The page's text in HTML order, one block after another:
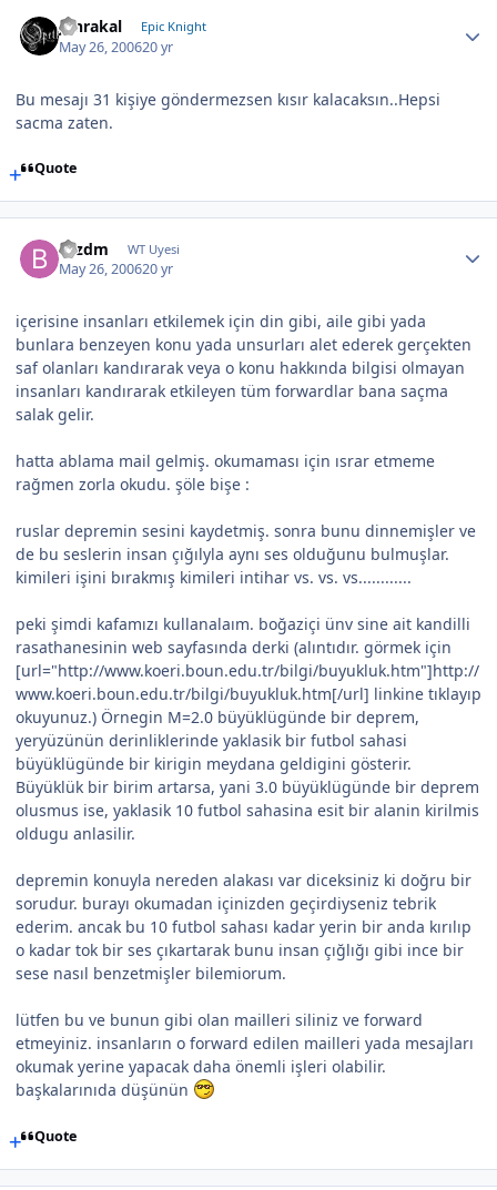
Jahrakal Epic Knight
May 26, 200620 yr
Bu mesajı 31 kişiye göndermezsen kısır kalacaksın..Hepsi
sacma zaten.
Quote
brzdm WT Uyesi
May 26, 200620 yr
içerisine insanları etkilemek için din gibi, aile gibi yada
bunlara benzeyen konu yada unsurları alet ederek gerçekten
saf olanları kandırarak veya o konu hakkında bilgisi olmayan
insanları kandırarak etkileyen tüm forwardlar bana saçma
salak gelir.
hatta ablama mail gelmiş. okumaması için ısrar etmeme
rağmen zorla okudu. şöle bişe :
ruslar depremin sesini kaydetmiş. sonra bunu dinnemişler ve
de bu seslerin insan çığılyla aynı ses olduğunu bulmuşlar.
kimileri işini bırakmış kimileri intihar vs. vs. vs............
peki şimdi kafamızı kullanalaım. boğaziçi ünv sine ait kandilli
rasathanesinin web sayfasında derki (alıntıdır. görmek için
[url="http://www.koeri.boun.edu.tr/bilgi/buyukluk.htm"]http://
www.koeri.boun.edu.tr/bilgi/buyukluk.htm[/url] linkine tıklayıp
okuyunuz.) Örnegin M=2.0 büyüklügünde bir deprem,
yeryüzünün derinliklerinde yaklasik bir futbol sahasi
büyüklügünde bir kirigin meydana geldigini gösterir.
Büyüklük bir birim artarsa, yani 3.0 büyüklügünde bir deprem
olusmus ise, yaklasik 10 futbol sahasina esit bir alanin kirilmis
oldugu anlasilir.
depremin konuyla nereden alakası var diceksiniz ki doğru bir
sorudur. burayı okumadan içinizden geçirdiyseniz tebrik
ederim. ancak bu 10 futbol sahası kadar yerin bir anda kırılıp
o kadar tok bir ses çıkartarak bunu insan çığlığı gibi ince bir
sese nasıl benzetmişler bilemiorum.
lütfen bu ve bunun gibi olan mailleri siliniz ve forward
etmeyiniz. insanların o forward edilen mailleri yada mesajları
okumak yerine yapacak daha önemli işleri olabilir.
başkalarınıda düşünün
Quote